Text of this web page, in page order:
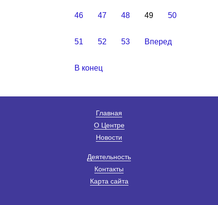
46 47 48 49 50
51 52 53 Вперед
В конец
Главная
О Центре
Новости
Деятельность
Контакты
Карта сайта